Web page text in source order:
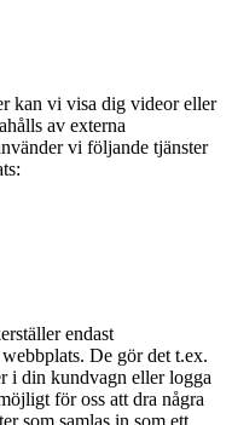
kan vi visa dig videor eller
av externa
vi följande tjänster
endast
De gör det t.ex.
i din kundvagn eller logga
för oss att dra några